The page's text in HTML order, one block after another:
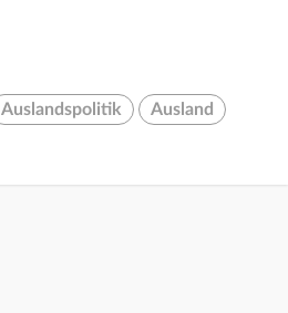
Auslandspolitik Ausland